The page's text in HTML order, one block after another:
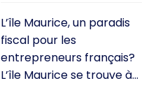
L’île Maurice, un paradis
fiscal pour les
entrepreneurs français?
L’île Maurice se trouve à...